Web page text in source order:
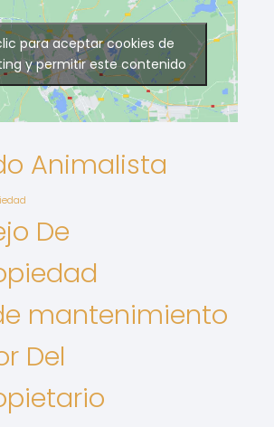
para aceptar cookies de
y permitir este contenido
Animalista
De
mantenimiento
Del